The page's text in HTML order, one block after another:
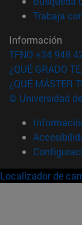
Trabaja
Información
TFNO +34 948
¿QUÉ GRADO
¿QUÉ MÁSTER
© Universidad
Localizador de